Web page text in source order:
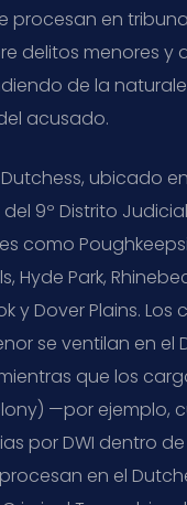
procesan en
delitos menores y
de la
acusado.
ubicado
9º Distrito
como
Hyde Park,
y Dover Plains. Los
se ventilan en el
que los
—por ejemplo,
por DWI dentro
en el